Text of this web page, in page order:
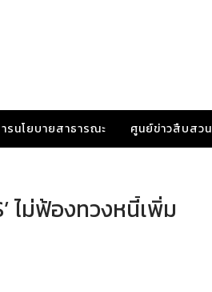
รนโยบายสาธารณะ ศูนย์ข่าวสืบสวน
ไม่ฟ้องทวงหนี้เพิ่ม